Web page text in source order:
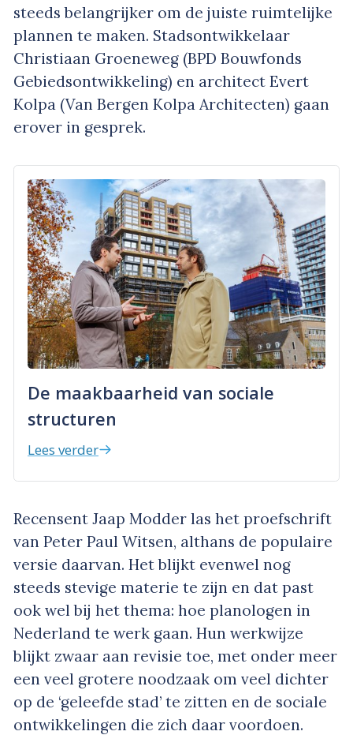
steeds belangrijker om de juiste ruimtelijke
plannen te maken. Stadsontwikkelaar
Christiaan Groeneweg (BPD Bouwfonds
Gebiedsontwikkeling) en architect Evert
Kolpa (Van Bergen Kolpa Architecten) gaan
erover in gesprek.
De maakbaarheid van sociale
structuren
Lees verder
Recensent Jaap Modder las het proefschrift
van Peter Paul Witsen, althans de populaire
versie daarvan. Het blijkt evenwel nog
steeds stevige materie te zijn en dat past
ook wel bij het thema: hoe planologen in
Nederland te werk gaan. Hun werkwijze
blijkt zwaar aan revisie toe, met onder meer
een veel grotere noodzaak om veel dichter
op de ‘geleefde stad’ te zitten en de sociale
ontwikkelingen die zich daar voordoen.